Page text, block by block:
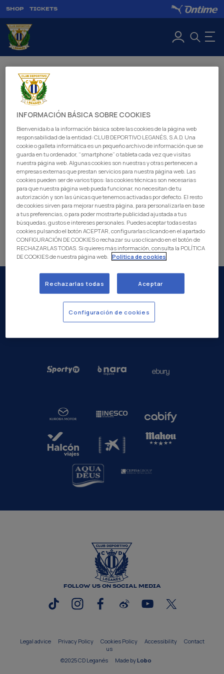
SHOP TICKETS
CONTENTS
NEWS
VIDEOS
MATCH POSTERS
MAGAZINE
FOLLOW US ON SOCIAL MEDIA
Legal advice Privacy Policy Cookies Policy Accessibility
Contact
us
©2025 CD Leganés
Made byLobo
INFORMACIÓN BÁSICA SOBRE COOKIES
Bienvenida/o a la información básica sobre las cookies de la página web
responsabilidad de la entidad: CLUB DEPORTIVO LEGANÉS, S.A.D. Una
cookie o galleta informática es un pequeño archivo de información que se
guarda en tu ordenador, “smartphone” o tableta cada vez que visitas
nuestra página web. Algunas cookies son nuestras y otras pertenecen a
empresas externas que prestan servicios para nuestra página web. Las
cookies pueden ser de varios tipos: las cookies técnicas son necesarias
para que nuestra página web pueda funcionar, no necesitan de tu
autorización y son las únicas que tenemos activadas por defecto. El resto
de cookies sirven para mejorar nuestra página, para personalizarla en base
a tus preferencias, o para poder mostrarte publicidad ajustada a tus
búsquedas, gustos e intereses personales. Puedes aceptar todas estas
cookies pulsando el botón ACEPTAR, configurarlas clicando en el apartado
CONFIGURACIÓN DE COOKIES o rechazar su uso clicando en el botón de
RECHAZARLAS TODAS. Si quieres más información, consulta la POLÍTICA
DE COOKIES de nuestra página web.
Politica de cookies
Rechazarlas todas Aceptar
Configuración de cookies